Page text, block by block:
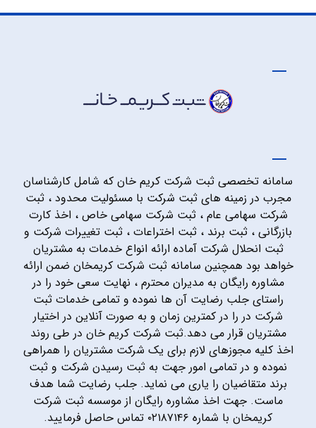
سامانه تخصصی ثبت شرکت کریم خان که شامل کارشناسان
مجرب در زمینه های ثبت شرکت با مسئولیت محدود ، ثبت
شرکت سهامی عام ، ثبت شرکت سهامی خاص ، اخذ کارت
بازرگانی ، ثبت برند ، ثبت اختراعات ، ثبت تغییرات شرکت و
ثبت انحلال شرکت آماده ارائه انواع خدمات به مشتریان
خواهد بود همچنین سامانه ثبت شرکت کریمخان ضمن ارائه
مشاوره رایگان به مدیران محترم ، نهایت سعی خود را در
راستای جلب رضایت آن ها نموده و تمامی خدمات ثبت
شرکت در را در کمترین زمان و به صورت آنلاین در اختیار
مشتریان قرار می دهد.ثبت شرکت کریم خان در طی روند
اخذ کلیه مجوزهای لازم برای یک شرکت مشتریان را همراهی
نموده و در تمامی امور جهت به ثبت رسیدن شرکت و ثبت
برند متقاضیان را یاری می نماید. جلب رضایت شما هدف
ماست. جهت اخذ مشاوره رایگان از موسسه ثبت شرکت
کریمخان با شماره ۰۲۱۸۷۱۴۶ تماس حاصل فرمایید.